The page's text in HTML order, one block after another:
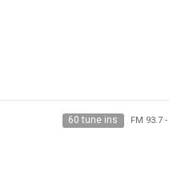
60 tune ins FM 93.7-